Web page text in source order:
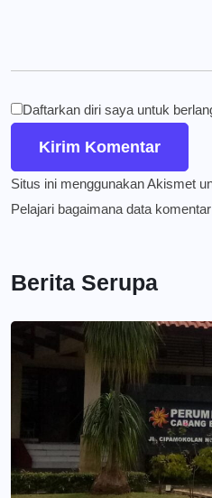
Daftarkan diri saya untuk
Situs ini menggunakan Akismet
Pelajari bagaimana data
Berita Serupa